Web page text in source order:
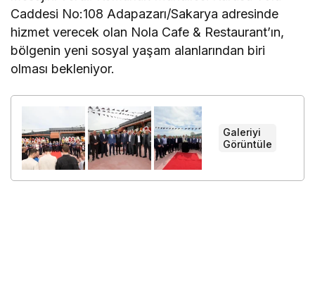
Caddesi No:108 Adapazarı/Sakarya adresinde
hizmet verecek olan Nola Cafe & Restaurant’ın,
bölgenin yeni sosyal yaşam alanlarından biri
olması bekleniyor.
Galeriyi
Görüntüle